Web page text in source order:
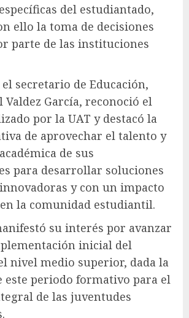
del estudiantado,
ello la toma de decisiones
parte de las instituciones
secretario de Educación,
García, reconoció el
por la UAT y destacó la
de aprovechar el talento y
de sus
para desarrollar soluciones
y con un impacto
la comunidad estudiantil.
su interés por avanzar
inicial del
nivel medio superior, dada la
este periodo formativo para el
de las juventudes